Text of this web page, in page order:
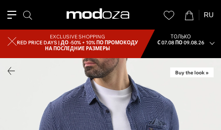
RU
EXCLUSIVE SHOPPING
RED PRICE DAYS |ДО -50% + 10% ПО ПРОМОКОДУ
НА ПОСЛЕДНИЕ РАЗМЕРЫ
ТОЛЬКО
С 07.08 ПО 09.08.26
Buy the look »